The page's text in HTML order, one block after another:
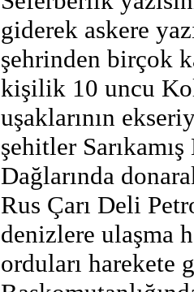
giderek askere
şehrinden birçok
kişilik 10 uncu
uşaklarının
şehitler
Dağlarında
Rus Çarı Deli
denizlere ulaşma
orduları harekete